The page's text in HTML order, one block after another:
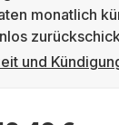
monatlich
und